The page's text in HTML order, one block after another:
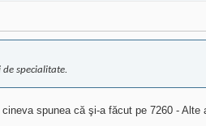
specialitate.
spunea că şi-a făcut pe 7260 -